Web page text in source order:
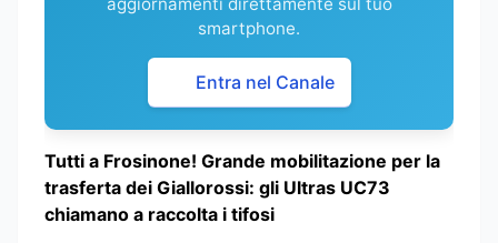
smartphone.
Entra nel Canale
Tutti a Frosinone! Grande mobilitazione per la
trasferta dei Giallorossi: gli Ultras UC73
chiamano a raccolta i tifosi